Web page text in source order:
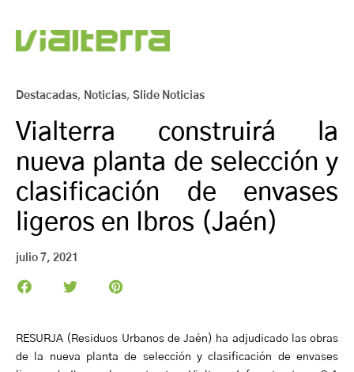
Destacadas, Noticias, Slide Noticias
Vialterra construirá la
nueva planta de selección y
clasificación de envases
ligeros en Ibros (Jaén)
julio 7, 2021
RESURJA (Residuos Urbanos de Jaén) ha adjudicado las obras
de la nueva planta de selección y clasificación de envases